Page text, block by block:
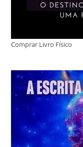
Comprar Livro Físico